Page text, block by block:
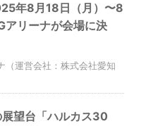
年8月18日（月）〜8
アリーナが会場に決
（運営会社：株式会社愛知
望台「ハルカス30